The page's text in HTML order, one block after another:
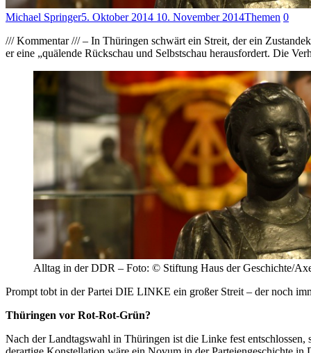
Michael Springer5. Oktober 2014 10. November 2014Themen 0
/// Kommentar /// – In Thüringen schwärt ein Streit, der ein
er eine „quälende Rückschau und Selbstschau herausfordert. Die
Alltag in der DDR – Foto: © Stiftung Haus der Geschichte/
Prompt tobt in der Partei DIE LINKE ein großer Streit – der noch
Thüringen vor Rot-Rot-Grün?
Nach der Landtagswahl in Thüringen ist die Linke fest